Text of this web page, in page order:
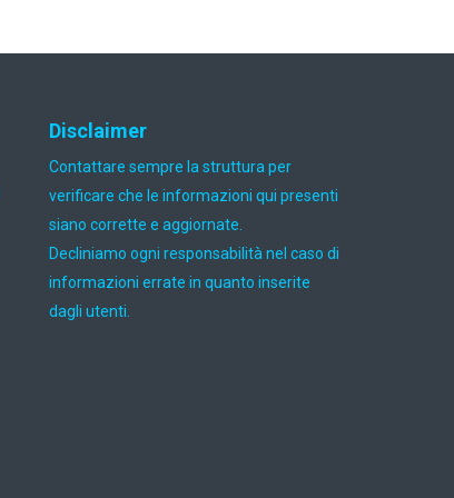
Disclaimer
Contattare sempre la struttura per
verificare che le informazioni qui presenti
siano corrette e aggiornate.
Decliniamo ogni responsabilità nel caso di
informazioni errate in quanto inserite
dagli utenti.